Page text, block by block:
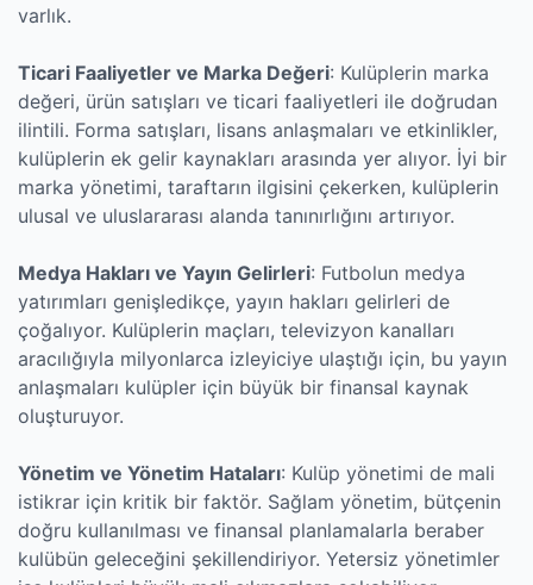
varlık.
Ticari Faaliyetler ve Marka Değeri: Kulüplerin marka
değeri, ürün satışları ve ticari faaliyetleri ile doğrudan
ilintili. Forma satışları, lisans anlaşmaları ve etkinlikler,
kulüplerin ek gelir kaynakları arasında yer alıyor. İyi bir
marka yönetimi, taraftarın ilgisini çekerken, kulüplerin
ulusal ve uluslararası alanda tanınırlığını artırıyor.
Medya Hakları ve Yayın Gelirleri: Futbolun medya
yatırımları genişledikçe, yayın hakları gelirleri de
çoğalıyor. Kulüplerin maçları, televizyon kanalları
aracılığıyla milyonlarca izleyiciye ulaştığı için, bu yayın
anlaşmaları kulüpler için büyük bir finansal kaynak
oluşturuyor.
Yönetim ve Yönetim Hataları: Kulüp yönetimi de mali
istikrar için kritik bir faktör. Sağlam yönetim, bütçenin
doğru kullanılması ve finansal planlamalarla beraber
kulübün geleceğini şekillendiriyor. Yetersiz yönetimler